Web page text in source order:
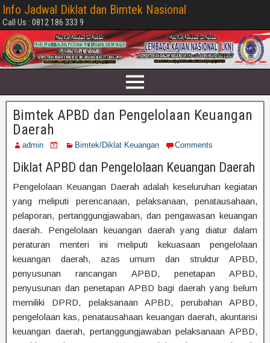
Info Jadwal Diklat dan Bimtek Nasional
Call Us : 0812 186 333 9
Bimtek APBD dan Pengelolaan Keuangan
Daerah
admin Bimtek/Diklat Keuangan Comments
Diklat APBD dan Pengelolaan Keuangan Daerah
Pengelolaan Keuangan Daerah adalah keseluruhan kegiatan
yang meliputi perencanaan, pelaksanaan, penatausahaan,
pelaporan, pertanggungjawaban, dan pengawasan keuangan
daerah. Pengelolaan keuangan daerah yang diatur dalam
peraturan menteri ini meliputi kekuasaan pengelolaan
keuangan daerah, azas umum dan struktur APBD,
penyusunan rancangan APBD, penetapan APBD,
penyusunan dan penetapan APBD bagi daerah yang belum
memiliki DPRD, pelaksanaan APBD, perubahan APBD,
pengelolaan kas, penatausahaan keuangan daerah, akuntansi
keuangan daerah, pertanggungjawaban pelaksanaan APBD,